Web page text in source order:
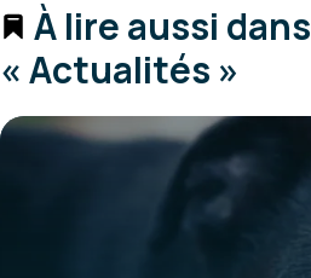
À lire aussi dans
« Actualités »